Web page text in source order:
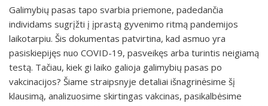
Galimybių pasas tapo svarbia priemone, padedančia
individams sugrįžti į įprastą gyvenimo ritmą pandemijos
laikotarpiu. Šis dokumentas patvirtina, kad asmuo yra
pasiskiepijęs nuo COVID-19, pasveikęs arba turintis neigiamą
testą. Tačiau, kiek gi laiko galioja galimybių pasas po
vakcinacijos? Šiame straipsnyje detaliai išnagrinėsime šį
klausimą, analizuosime skirtingas vakcinas, pasikalbėsime